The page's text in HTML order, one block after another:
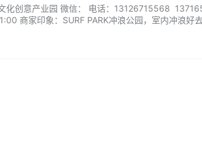
化创意产业园 微信： 电话：13126715568
商家印象：SURF PARK冲浪公园，室内冲浪好